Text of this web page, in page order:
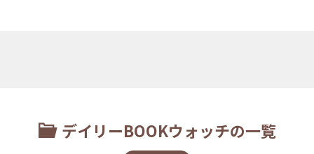
デイリーBOOKウォッチの一覧